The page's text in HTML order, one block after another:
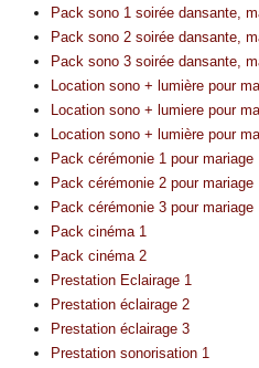
Pack sono 1 soirée dansante,
Pack sono 2 soirée dansante,
Pack sono 3 soirée dansante,
Location sono + lumière pour
Location sono + lumiere pour
Location sono + lumière pour
Pack cérémonie 1 pour mariage
Pack cérémonie 2 pour mariage
Pack cérémonie 3 pour mariage
Pack cinéma 1
Pack cinéma 2
Prestation Eclairage 1
Prestation éclairage 2
Prestation éclairage 3
Prestation sonorisation 1